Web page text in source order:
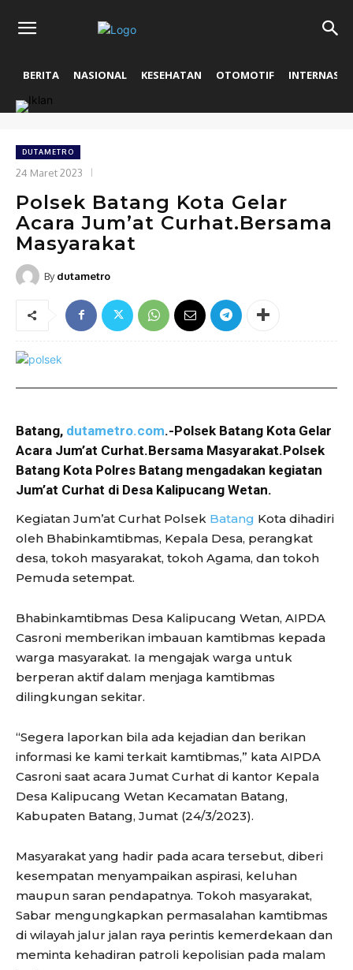
BERITA NASIONAL KESEHATAN OTOMOTIF
DUTAMETRO
24 Maret 2023
Polsek Batang Kota Gelar
Acara Jum’at Curhat.Bersama
Masyarakat
By dutametro
Batang, dutametro.com.-Polsek Batang Kota Gelar
Acara Jum’at Curhat.Bersama Masyarakat.Polsek
Batang Kota Polres Batang mengadakan kegiatan
Jum’at Curhat di Desa Kalipucang Wetan.
Kegiatan Jum’at Curhat Polsek Batang Kota dihadiri
oleh Bhabinkamtibmas, Kepala Desa, perangkat
desa, tokoh masyarakat, tokoh Agama, dan tokoh
Pemuda setempat.
Bhabinkamtibmas Desa Kalipucang Wetan, AIPDA
Casroni memberikan imbauan kamtibmas kepada
warga masyarakat. Ia mengajak warga untuk
berperan aktif dalam menjaga kamtibmas
dilingkungan sekitar.
“Segera laporkan bila ada kejadian dan berikan
informasi ke kami terkait kamtibmas,” kata AIPDA
Casroni saat acara Jumat Curhat di kantor Kepala
Desa Kalipucang Wetan Kecamatan Batang,
Kabupaten Batang, Jumat (24/3/2023).
Masyarakat yang hadir pada acara tersebut, diberi
kesempatan menyampaikan aspirasi, keluhan
maupun saran pendapatnya. Tokoh masyarakat,
Sabar mengungkapkan permasalahan kamtibmas
di wilayah jalur jalan raya perintis kemerdekaan dan
meminta kehadiran patroli kepolisian pada malam